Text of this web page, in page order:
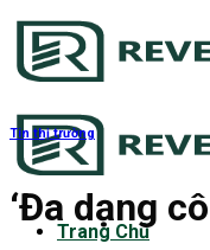
Bỏ
qua
dung
Trang Chủ
Tin thị trường
‘Đa dạng